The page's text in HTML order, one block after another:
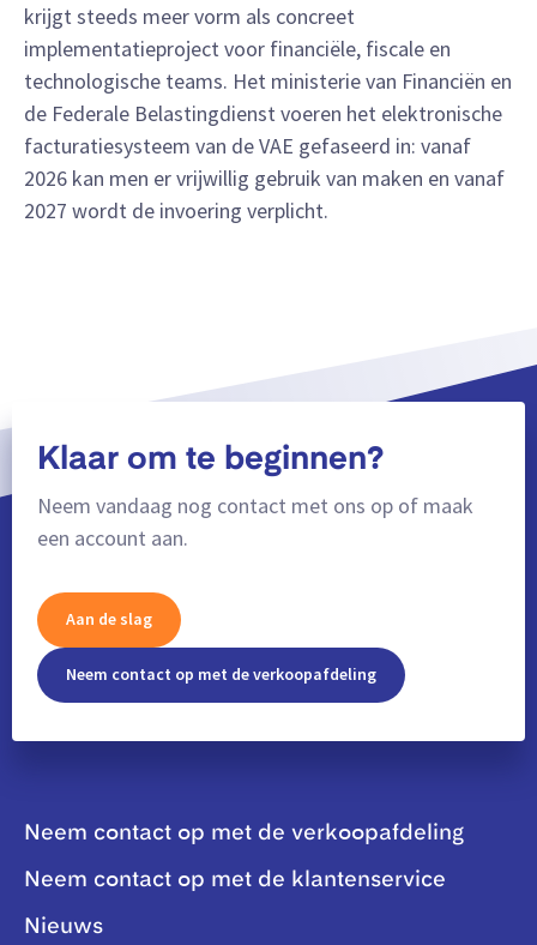
krijgt steeds meer vorm als concreet
implementatieproject voor financiële, fiscale en
technologische teams. Het ministerie van Financiën en
de Federale Belastingdienst voeren het elektronische
facturatiesysteem van de VAE gefaseerd in: vanaf
2026 kan men er vrijwillig gebruik van maken en vanaf
2027 wordt de invoering verplicht.
Klaar om te beginnen?
Neem vandaag nog contact met ons op of maak
een account aan.
Aan de slag
Neem contact op met de verkoopafdeling
Neem contact op met de verkoopafdeling
Neem contact op met de klantenservice
Nieuws